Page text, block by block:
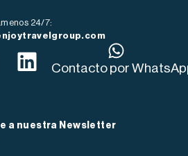
24/7:
Contacto por
a nuestra Newsletter